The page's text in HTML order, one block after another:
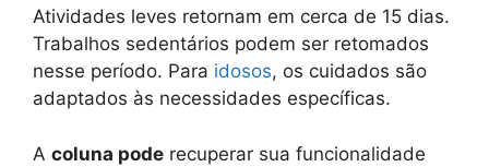
Atividades leves retornam em cerca de 15 dias.
Trabalhos sedentários podem ser retomados
nesse período. Para idosos, os cuidados são
adaptados às necessidades específicas.
A coluna pode recuperar sua funcionalidade